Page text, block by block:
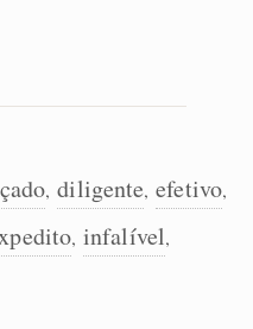
, diligente, efetivo,
, infalível,